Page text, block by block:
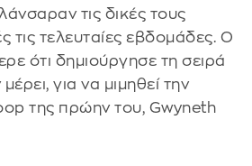
τις δικές τους
τις τελευταίες εβδομάδες. Ο
ότι δημιούργησε τη σειρά
για να μιμηθεί την
της πρώην του, Gwyneth